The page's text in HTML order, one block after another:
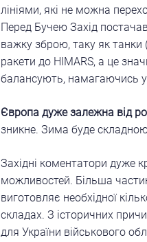
лініями, які не можна
Перед Бучею Захід
важку зброю, таку як танки
ракети до HIMARS, а це
балансують, намагаючись
Європа дуже залежна від
зникне. Зима буде
Західні коментатори дуже
можливостей. Більша
виготовляє необхідної
складах. З історичних
для України військового